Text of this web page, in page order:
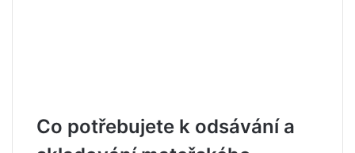
Co potřebujete k odsávání a